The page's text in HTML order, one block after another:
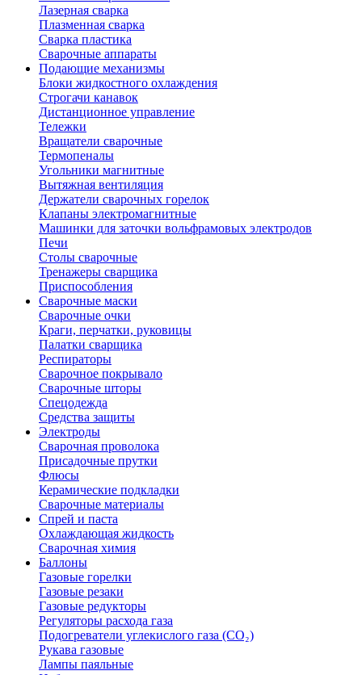
Лазерная сварка
Плазменная сварка
Сварка пластика
Сварочные аппараты
Подающие механизмы
Блоки жидкостного охлаждения
Строгачи канавок
Дистанционное управление
Тележки
Вращатели сварочные
Термопеналы
Угольники магнитные
Вытяжная вентиляция
Держатели сварочных горелок
Клапаны электромагнитные
Машинки для заточки вольфрамовых электродов
Печи
Столы сварочные
Тренажеры сварщика
Приспособления
Сварочные маски
Сварочные очки
Краги, перчатки, руковицы
Палатки сварщика
Респираторы
Сварочное покрывало
Сварочные шторы
Спецодежда
Средства защиты
Электроды
Сварочная проволока
Присадочные прутки
Флюсы
Керамические подкладки
Сварочные материалы
Спрей и паста
Охлаждающая жидкость
Сварочная химия
Баллоны
Газовые горелки
Газовые резаки
Газовые редукторы
Регуляторы расхода газа
Подогреватели углекислого газа (CO₂)
Рукава газовые
Лампы паяльные